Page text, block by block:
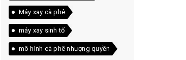
Máy xay cà phê
máy xay sinh tố
mô hình cà phê nhượng quyền